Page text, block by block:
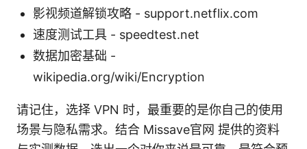
影视频道解锁攻略 - support.netflix.com
速度测试工具 - speedtest.net
数据加密基础 -
wikipedia.org/wiki/Encryption
请记住，选择 VPN 时，最重要的是你自己的使用
场景与隐私需求。结合 Missave官网 提供的资料